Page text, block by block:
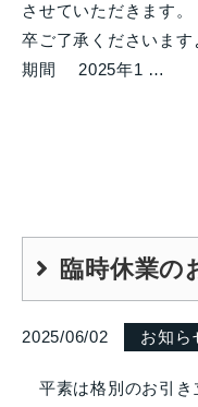
させていただきます
卒ご了承くださいま
期間 2025年1 …
臨時休業の
2025/06/02 お知ら
平素は格別のお引き